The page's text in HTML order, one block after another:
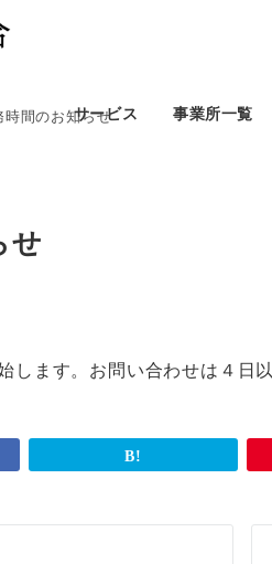
サービス 事業所一覧
時間のお知らせ
せ
ます。お問い合わせは４日